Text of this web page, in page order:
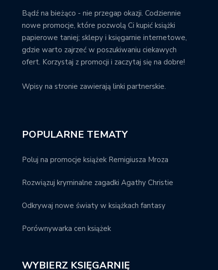
Bądź na bieżąco - nie przegap okazji. Codziennie
nowe promocje, które pozwolą Ci kupić książki
papierowe taniej; sklepy i księgarnie internetowe,
gdzie warto zajrzeć w poszukiwaniu ciekawych
ofert. Korzystaj z promocji i zaczytaj się na dobre!
Wpisy na stronie zawierają linki partnerskie.
POPULARNE TEMATY
Poluj na promocje książek Remigiusza Mroza
Rozwiązuj kryminalne zagadki Agathy Christie
Odkrywaj nowe światy w książkach fantasy
Porównywarka cen książek
WYBIERZ KSIĘGARNIĘ